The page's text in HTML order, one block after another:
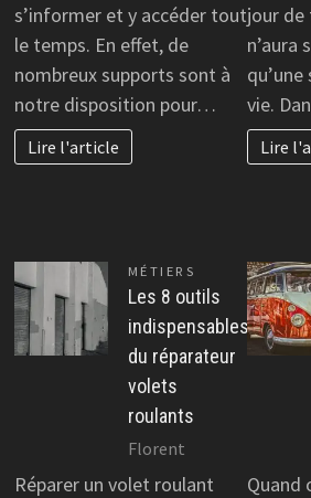
s’informer et y accéder tout
le temps. En effet, de
nombreux supports sont à
notre disposition pour…
Lire l'article
jour de
n’aura
vie.
Lire
MÉTIERS
Les 8 outils
indispensables
du réparateur
volets
roulants
Florent
Réparer un volet roulant
Quand